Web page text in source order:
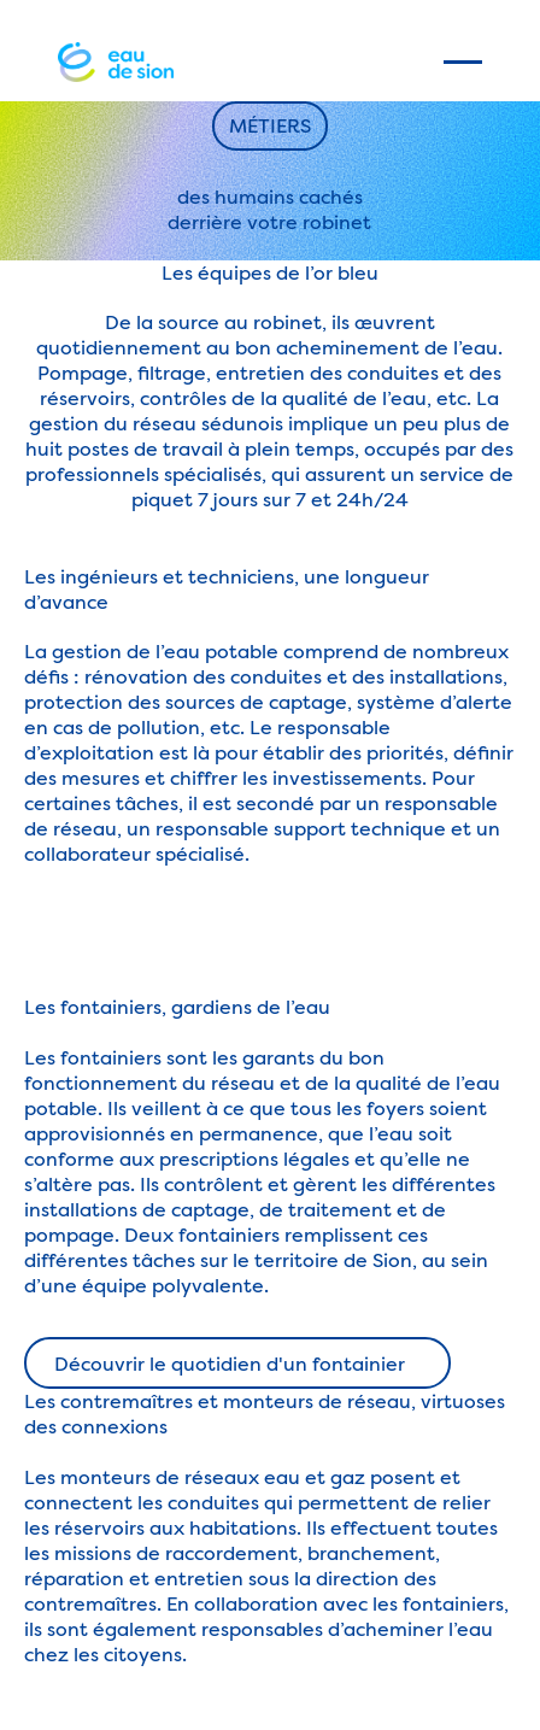
MÉTIERS
des humains cachés
derrière votre robinet
Les équipes de l’or bleu
De la source au robinet, ils œuvrent
quotidiennement au bon acheminement de l’eau.
Pompage, filtrage, entretien des conduites et des
réservoirs, contrôles de la qualité de l’eau, etc. La
gestion du réseau sédunois implique un peu plus de
huit postes de travail à plein temps, occupés par des
professionnels spécialisés, qui assurent un service de
piquet 7 jours sur 7 et 24h/24
Les ingénieurs et techniciens, une longueur
d’avance
La gestion de l’eau potable comprend de nombreux
défis : rénovation des conduites et des installations,
protection des sources de captage, système d’alerte
en cas de pollution, etc. Le responsable
d’exploitation est là pour établir des priorités, définir
des mesures et chiffrer les investissements. Pour
certaines tâches, il est secondé par un responsable
de réseau, un responsable support technique et un
collaborateur spécialisé.
Les fontainiers, gardiens de l’eau
Les fontainiers sont les garants du bon
fonctionnement du réseau et de la qualité de l’eau
potable. Ils veillent à ce que tous les foyers soient
approvisionnés en permanence, que l’eau soit
conforme aux prescriptions légales et qu’elle ne
s’altère pas. Ils contrôlent et gèrent les différentes
installations de captage, de traitement et de
pompage. Deux fontainiers remplissent ces
différentes tâches sur le territoire de Sion, au sein
d’une équipe polyvalente.
Découvrir le quotidien d'un fontainier
Découvrir le quotidien d'un fontainier
Les contremaîtres et monteurs de réseau, virtuoses
des connexions
Les monteurs de réseaux eau et gaz posent et
connectent les conduites qui permettent de relier
les réservoirs aux habitations. Ils effectuent toutes
les missions de raccordement, branchement,
réparation et entretien sous la direction des
contremaîtres. En collaboration avec les fontainiers,
ils sont également responsables d’acheminer l’eau
chez les citoyens.